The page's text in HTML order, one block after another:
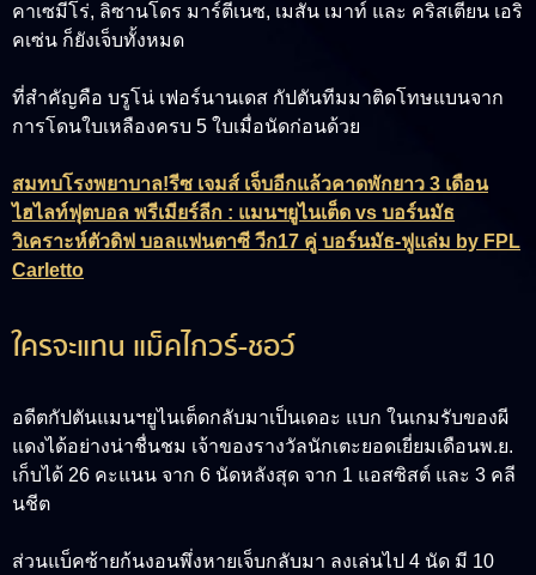
คาเซมีโร่, ลิซานโดร มาร์ตีเนซ, เมสัน เมาท์ และ คริสเตียน เอริ
คเซ่น ก็ยังเจ็บทั้งหมด
ที่สำคัญคือ บรูโน่ เฟอร์นานเดส กัปตันทีมมาติดโทษแบนจาก
การโดนใบเหลืองครบ 5 ใบเมื่อนัดก่อนด้วย
สมทบโรงพยาบาล!รีซ เจมส์ เจ็บอีกแล้วคาดพักยาว 3 เดือน
ไฮไลท์ฟุตบอล พรีเมียร์ลีก : แมนฯยูไนเต็ด vs บอร์นมัธ
วิเคราะห์ตัวดิฟ บอลแฟนตาซี วีก17 คู่ บอร์นมัธ-ฟูแล่ม by FPL
Carletto
ใครจะแทน แม็คไกวร์-ชอว์
อดีตกัปตันแมนฯยูไนเต็ดกลับมาเป็นเดอะ แบก ในเกมรับของผี
แดงได้อย่างน่าชื่นชม เจ้าของรางวัลนักเตะยอดเยี่ยมเดือนพ.ย.
เก็บได้ 26 คะแนน จาก 6 นัดหลังสุด จาก 1 แอสซิสต์ และ 3 คลี
นชีต
ส่วนแบ็คซ้ายก้นงอนพึ่งหายเจ็บกลับมา ลงเล่นไป 4 นัด มี 10